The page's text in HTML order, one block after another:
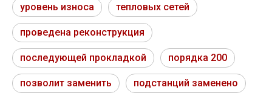
уровень износа тепловых сетей
проведена реконструкция
последующей прокладкой порядка 200
позволит заменить подстанций заменено